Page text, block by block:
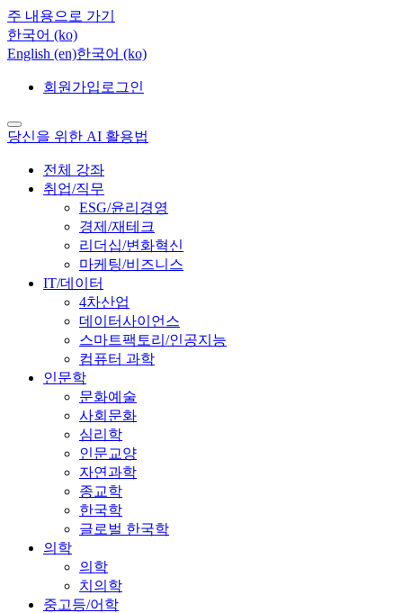
주 내용으로 가기
한국어 ‎(ko)‎
English ‎(en)‎한국어 ‎(ko)‎
회원가입 로그인
당신을 위한 AI 활용법
전체 강좌
취업/직무
ESG/윤리경영
경제/재테크
리더십/변화혁신
마케팅/비즈니스
IT/데이터
4차산업
데이터사이언스
스마트팩토리/인공지능
컴퓨터 과학
인문학
문화예술
사회문화
심리학
인문교양
자연과학
종교학
한국학
글로벌 한국학
의학
의학
치의학
중고등/어학